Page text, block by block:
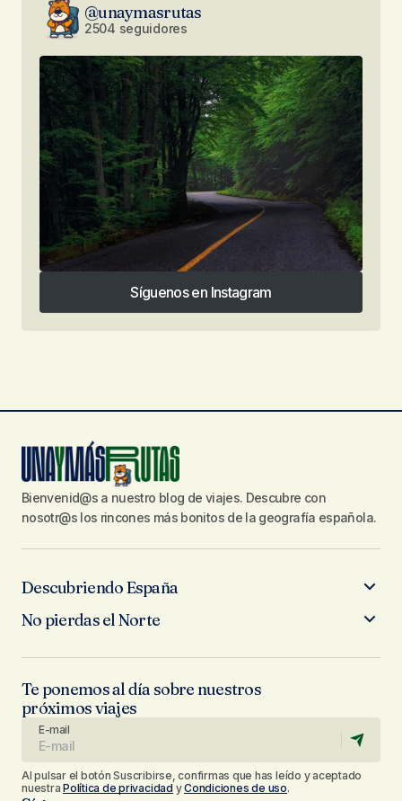
@unaymasrutas
2504 seguidores
Síguenos en Instagram
Síguenos en Instagram
Bienvenid@s a nuestro blog de viajes. Descubre con
nosotr@s los rincones más bonitos de la geografía española.
Descubriendo España
No pierdas el Norte
Te ponemos al día sobre nuestros
próximos viajes
E-mail
Al pulsar el botón Suscribirse, confirmas que has leído y aceptado
nuestraPolítica de privacidad yCondiciones de uso.